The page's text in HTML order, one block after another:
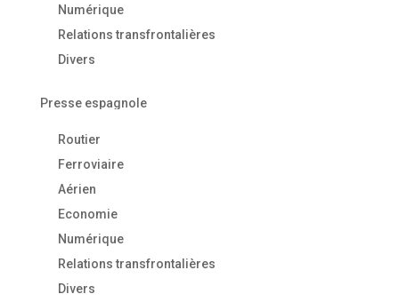
Numérique
Relations transfrontalières
Divers
Presse espagnole
Routier
Ferroviaire
Aérien
Economie
Numérique
Relations transfrontalières
Divers